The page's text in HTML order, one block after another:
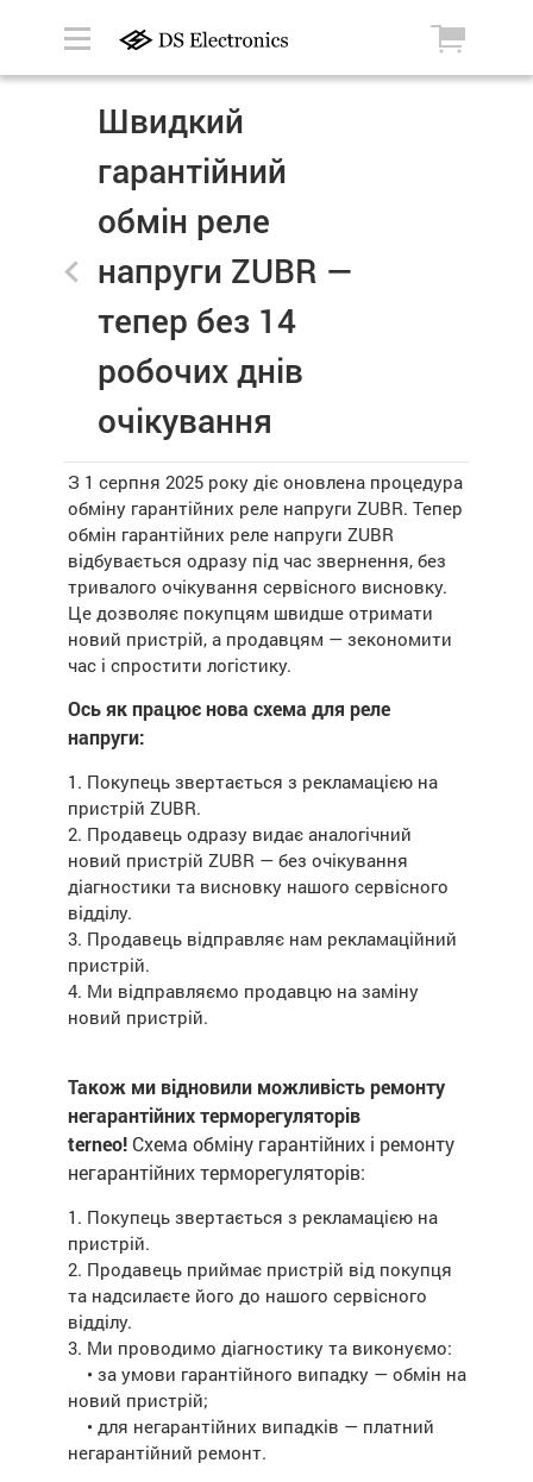
Швидкий
гарантійний
обмін реле
напруги ZUBR —
тепер без 14
робочих днів
очікування
З 1 серпня 2025 року діє оновлена процедура
обміну гарантійних реле напруги ZUBR. Тепер
обмін гарантійних реле напруги ZUBR
відбувається одразу під час звернення, без
тривалого очікування сервісного висновку.
Це дозволяє покупцям швидше отримати
новий пристрій, а продавцям — зекономити
час і спростити логістику.
Ось як працює нова схема для реле
напруги:
1. Покупець звертається з рекламацією на
пристрій ZUBR.
2. Продавець одразу видає аналогічний
новий пристрій ZUBR — без очікування
діагностики та висновку нашого сервісного
відділу.
3. Продавець відправляє нам рекламаційний
пристрій.
4. Ми відправляємо продавцю на заміну
новий пристрій.
Також ми відновили можливість ремонту
негарантійних терморегуляторів
terneo! Схема обміну гарантійних і ремонту
негарантійних терморегуляторів:
1. Покупець звертається з рекламацією на
пристрій.
2. Продавець приймає пристрій від покупця
та надсилаєте його до нашого сервісного
відділу.
3. Ми проводимо діагностику та виконуємо:
• за умови гарантійного випадку — обмін на
новий пристрій;
• для негарантійних випадків — платний
негарантійний ремонт.